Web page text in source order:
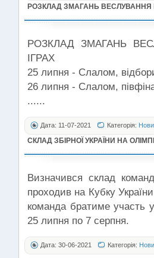
РОЗКЛАД ЗМАГАНЬ ВЕСЛУВАННЯ
РОЗКЛАД ЗМАГАНЬ
ІГРАХ
25 липня - Слалом,
26 липня - Слалом,
......
Дата: 11-07-2021 Категорія:
СКЛАД ЗБІРНОЇ УКРАЇНИ НА
Визначився склад
проходив на Кубку
команда братиме участь
25 липня по 7 серпня.
Дата: 30-06-2021 Категорія: